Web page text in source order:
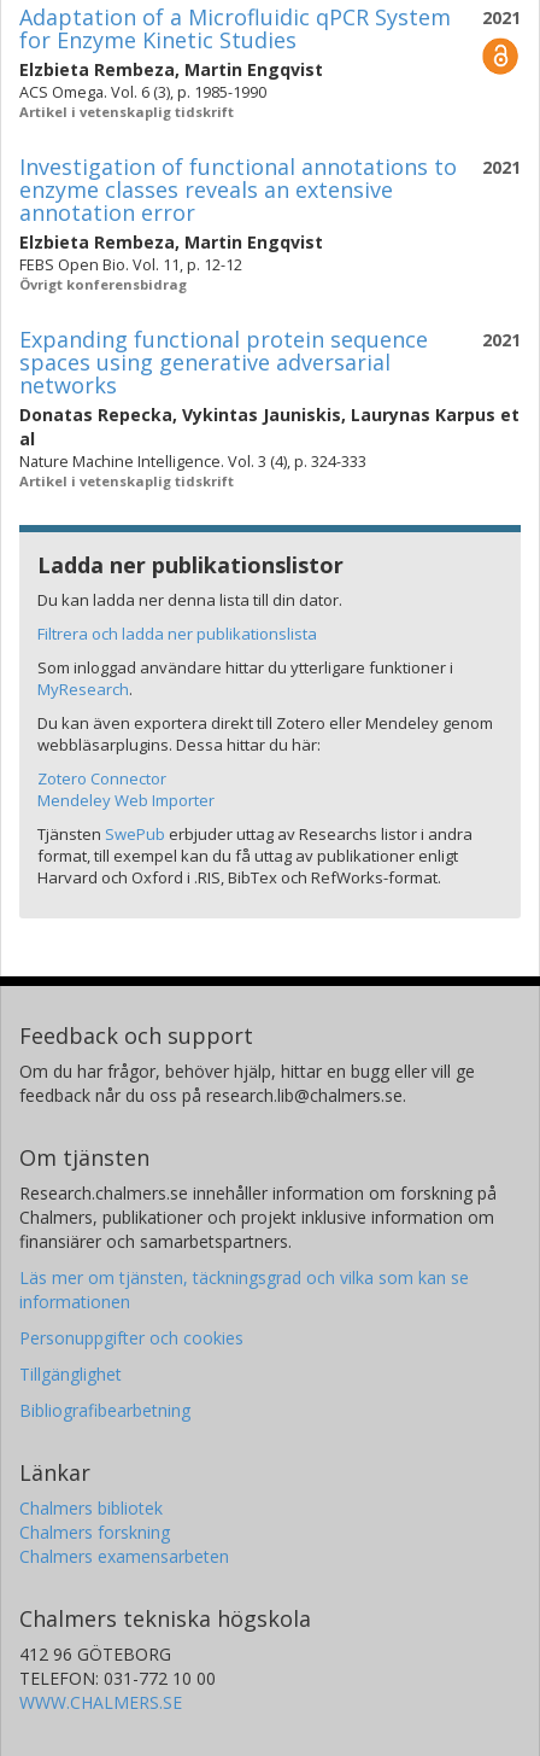
2021
Adaptation of a Microfluidic qPCR System
for Enzyme Kinetic Studies
Elzbieta Rembeza, Martin Engqvist
ACS Omega. Vol. 6 (3), p. 1985-1990
Artikel i vetenskaplig tidskrift
2021
Investigation of functional annotations to
enzyme classes reveals an extensive
annotation error
Elzbieta Rembeza, Martin Engqvist
FEBS Open Bio. Vol. 11, p. 12-12
Övrigt konferensbidrag
2021
Expanding functional protein sequence
spaces using generative adversarial
networks
Donatas Repecka, Vykintas Jauniskis, Laurynas Karpus et
al
Nature Machine Intelligence. Vol. 3 (4), p. 324-333
Artikel i vetenskaplig tidskrift
Ladda ner publikationslistor
Du kan ladda ner denna lista till din dator.
Filtrera och ladda ner publikationslista
Som inloggad användare hittar du ytterligare funktioner i
MyResearch.
Du kan även exportera direkt till Zotero eller Mendeley genom
webbläsarplugins. Dessa hittar du här:
Zotero Connector
Mendeley Web Importer
Tjänsten SwePub erbjuder uttag av Researchs listor i andra
format, till exempel kan du få uttag av publikationer enligt
Harvard och Oxford i .RIS, BibTex och RefWorks-format.
Feedback och support
Om du har frågor, behöver hjälp, hittar en bugg eller vill ge
feedback når du oss på research.lib@chalmers.se.
Om tjänsten
Research.chalmers.se innehåller information om forskning på
Chalmers, publikationer och projekt inklusive information om
finansiärer och samarbetspartners.
Läs mer om tjänsten, täckningsgrad och vilka som kan se
informationen
Personuppgifter och cookies
Tillgänglighet
Bibliografibearbetning
Länkar
Chalmers bibliotek
Chalmers forskning
Chalmers examensarbeten
Chalmers tekniska högskola
412 96 GÖTEBORG
TELEFON: 031-772 10 00
WWW.CHALMERS.SE